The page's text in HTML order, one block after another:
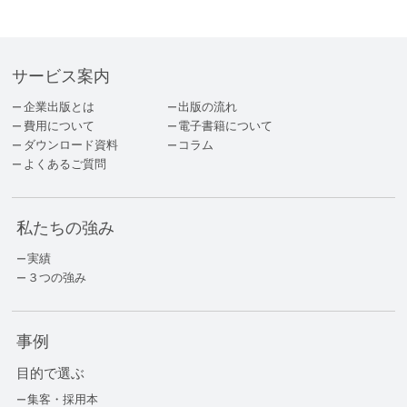
サービス案内
企業出版とは
出版の流れ
費用について
電子書籍について
ダウンロード資料
コラム
よくあるご質問
私たちの強み
実績
３つの強み
事例
目的で選ぶ
集客・採用本